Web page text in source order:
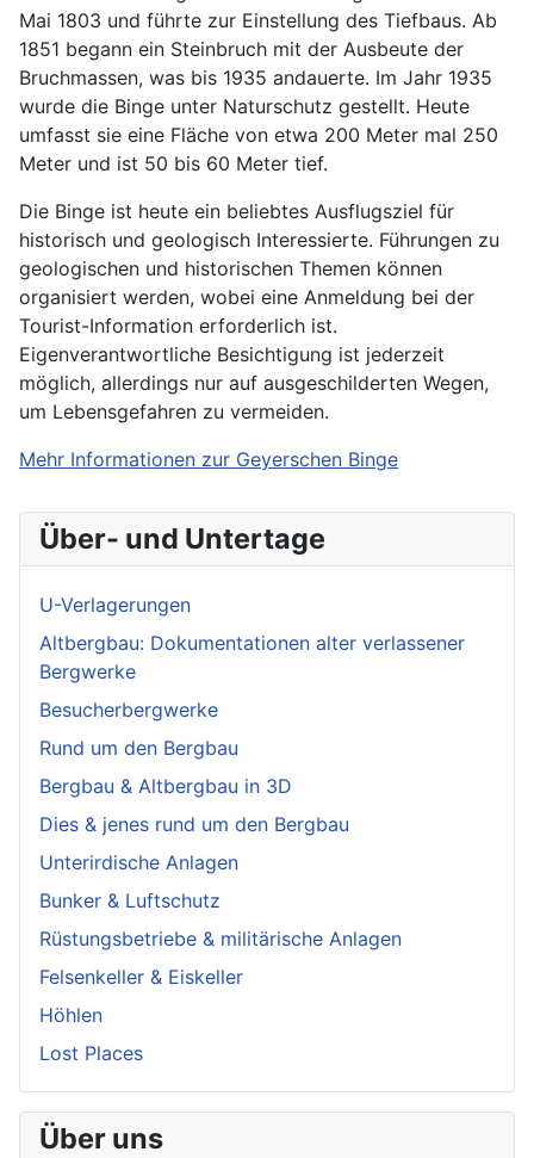
Mai 1803 und führte zur Einstellung des Tiefbaus. Ab
1851 begann ein Steinbruch mit der Ausbeute der
Bruchmassen, was bis 1935 andauerte. Im Jahr 1935
wurde die Binge unter Naturschutz gestellt. Heute
umfasst sie eine Fläche von etwa 200 Meter mal 250
Meter und ist 50 bis 60 Meter tief.
Die Binge ist heute ein beliebtes Ausflugsziel für
historisch und geologisch Interessierte. Führungen zu
geologischen und historischen Themen können
organisiert werden, wobei eine Anmeldung bei der
Tourist-Information erforderlich ist.
Eigenverantwortliche Besichtigung ist jederzeit
möglich, allerdings nur auf ausgeschilderten Wegen,
um Lebensgefahren zu vermeiden.
Mehr Informationen zur Geyerschen Binge
Über- und Untertage
U-Verlagerungen
Altbergbau: Dokumentationen alter verlassener
Bergwerke
Besucherbergwerke
Rund um den Bergbau
Bergbau & Altbergbau in 3D
Dies & jenes rund um den Bergbau
Unterirdische Anlagen
Bunker & Luftschutz
Rüstungsbetriebe & militärische Anlagen
Felsenkeller & Eiskeller
Höhlen
Lost Places
Über uns